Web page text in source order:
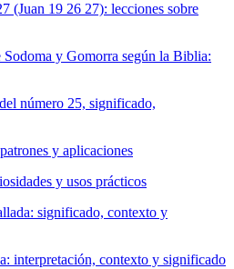
(Juan 19 26 27): lecciones sobre
Sodoma y Gomorra según la Biblia:
número 25, significado,
y aplicaciones
y usos prácticos
significado, contexto y
interpretación, contexto y significado